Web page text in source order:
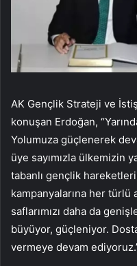
AK Gençlik Strateji ve
konuşan Erdoğan,
Yolumuza güçlenerek
üye sayımızla ülkemizin
tabanlı gençlik
kampanyalarına her türlü
saflarımızı daha da
büyüyor, güçleniyor.
vermeye devam